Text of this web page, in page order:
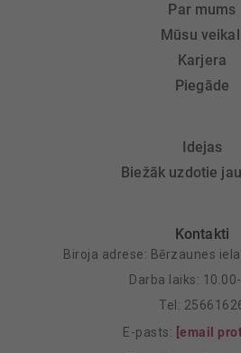
Par mums
Mūsu
Karjera
Piegāde
Idejas
Biežāk uzdotie
Kontakti
Biroja adrese: Bērzaunes
Darba laiks:
Tel:
E-pasts: [email